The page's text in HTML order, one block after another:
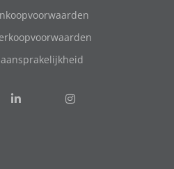
Volg
Follow